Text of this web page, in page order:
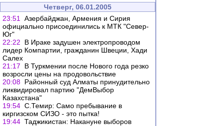
Четверг, 06.01.2005
23:51
Азербайджан, Армения и Сирия
официально присоединились к МТК "Север-
Юг"
22:22
В Ираке задушен электропроводом
лидер Компартии, гражданин Швеции, Хади
Салех
21:17
В Туркмении после Нового года резко
возросли цены на продовольствие
20:08 Районный суд Алматы принудительно
ликвидировал партию "ДемВыбор
Казахстана"
19:54 С.Темир: Само пребывание в
киргизском СИЗО - это пытка!
19:44 Таджикистан: Накануне выборов